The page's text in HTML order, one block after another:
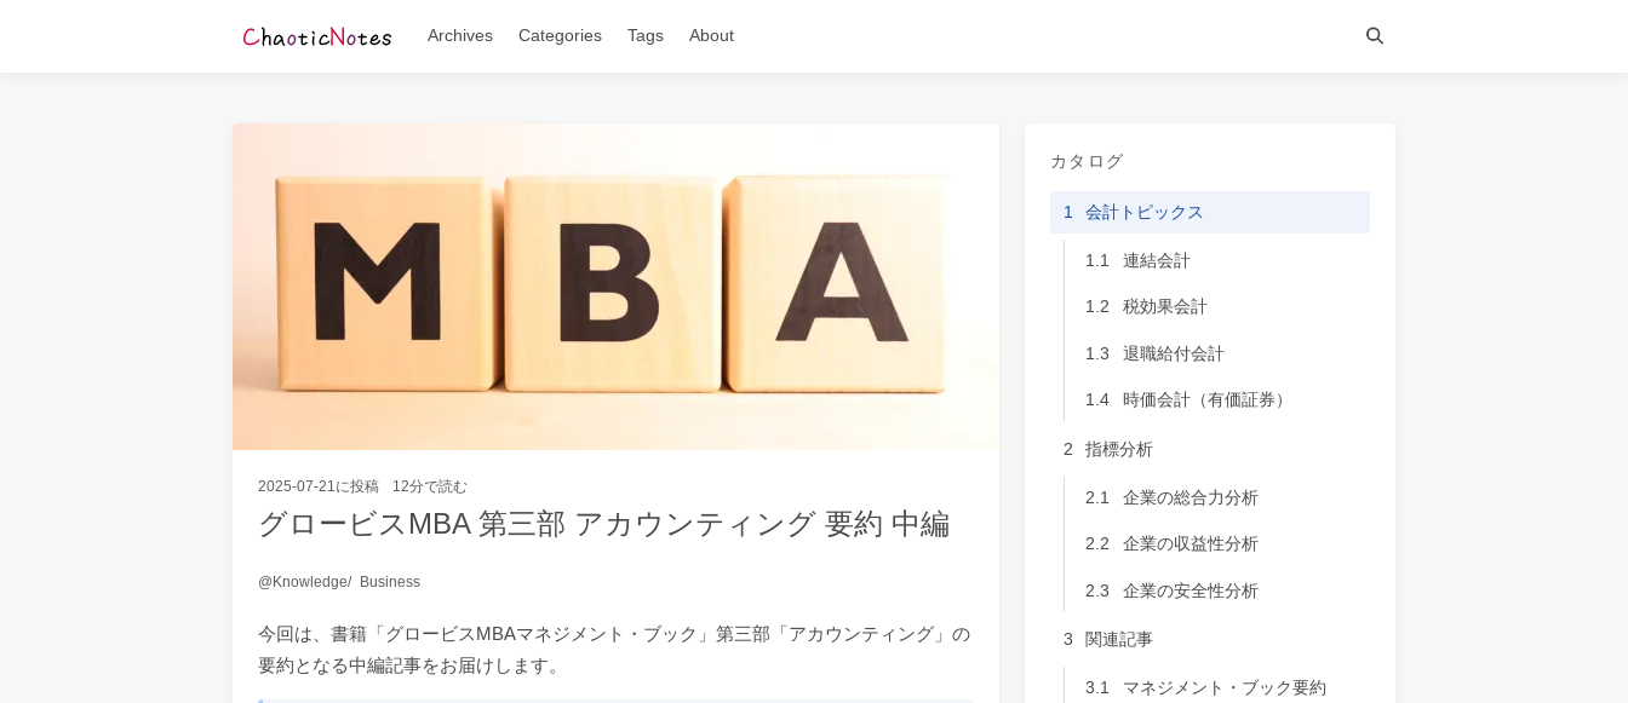
Archives Categories Tags About
2025-07-21に投稿 12分で読む
グロービスMBA 第三部 アカウンティング 要約 中編
Knowledge Business
今回は、書籍「グロービスMBAマネジメント・ブック」第三部「アカウンティング」の
要約となる中編記事をお届けします。
カタログ
1 会計トピックス
1.1 連結会計
1.2 税効果会計
1.3 退職給付会計
1.4 時価会計（有価証券）
2 指標分析
2.1 企業の総合力分析
2.2 企業の収益性分析
2.3 企業の安全性分析
3 関連記事
3.1 マネジメント・ブック要約